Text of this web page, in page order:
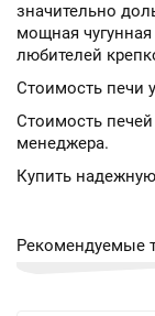
значительно
мощная
любителей
Стоимость печи
Стоимость печей
менеджера.
Купить
Рекомендуемые